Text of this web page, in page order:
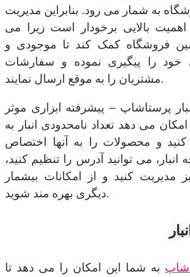
به شمار می رود. بنابراین مدیریت
اهمیت بالایی برخودار است زیرا می
فروشگاه کمک کند تا موجودی و
خود را پیگیری نموده و سفارشات
مشتریان را به موقع ارسال نمایند.
پرستاشاپ – پیشرفته ابزاری موثر
می دهد تعداد نامحدودی انبار به
و محصولات را به آنها اختصاص
می توانید آدرس را تنظیم کنید،
مدیریت کنید و از امکانات بیشمار
دیگری بهره مند شوید.
به شما این امکان را می دهد تا